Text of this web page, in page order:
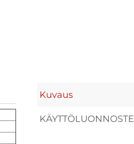
Kuvaus
KÄYTTÖLUONNOSTE